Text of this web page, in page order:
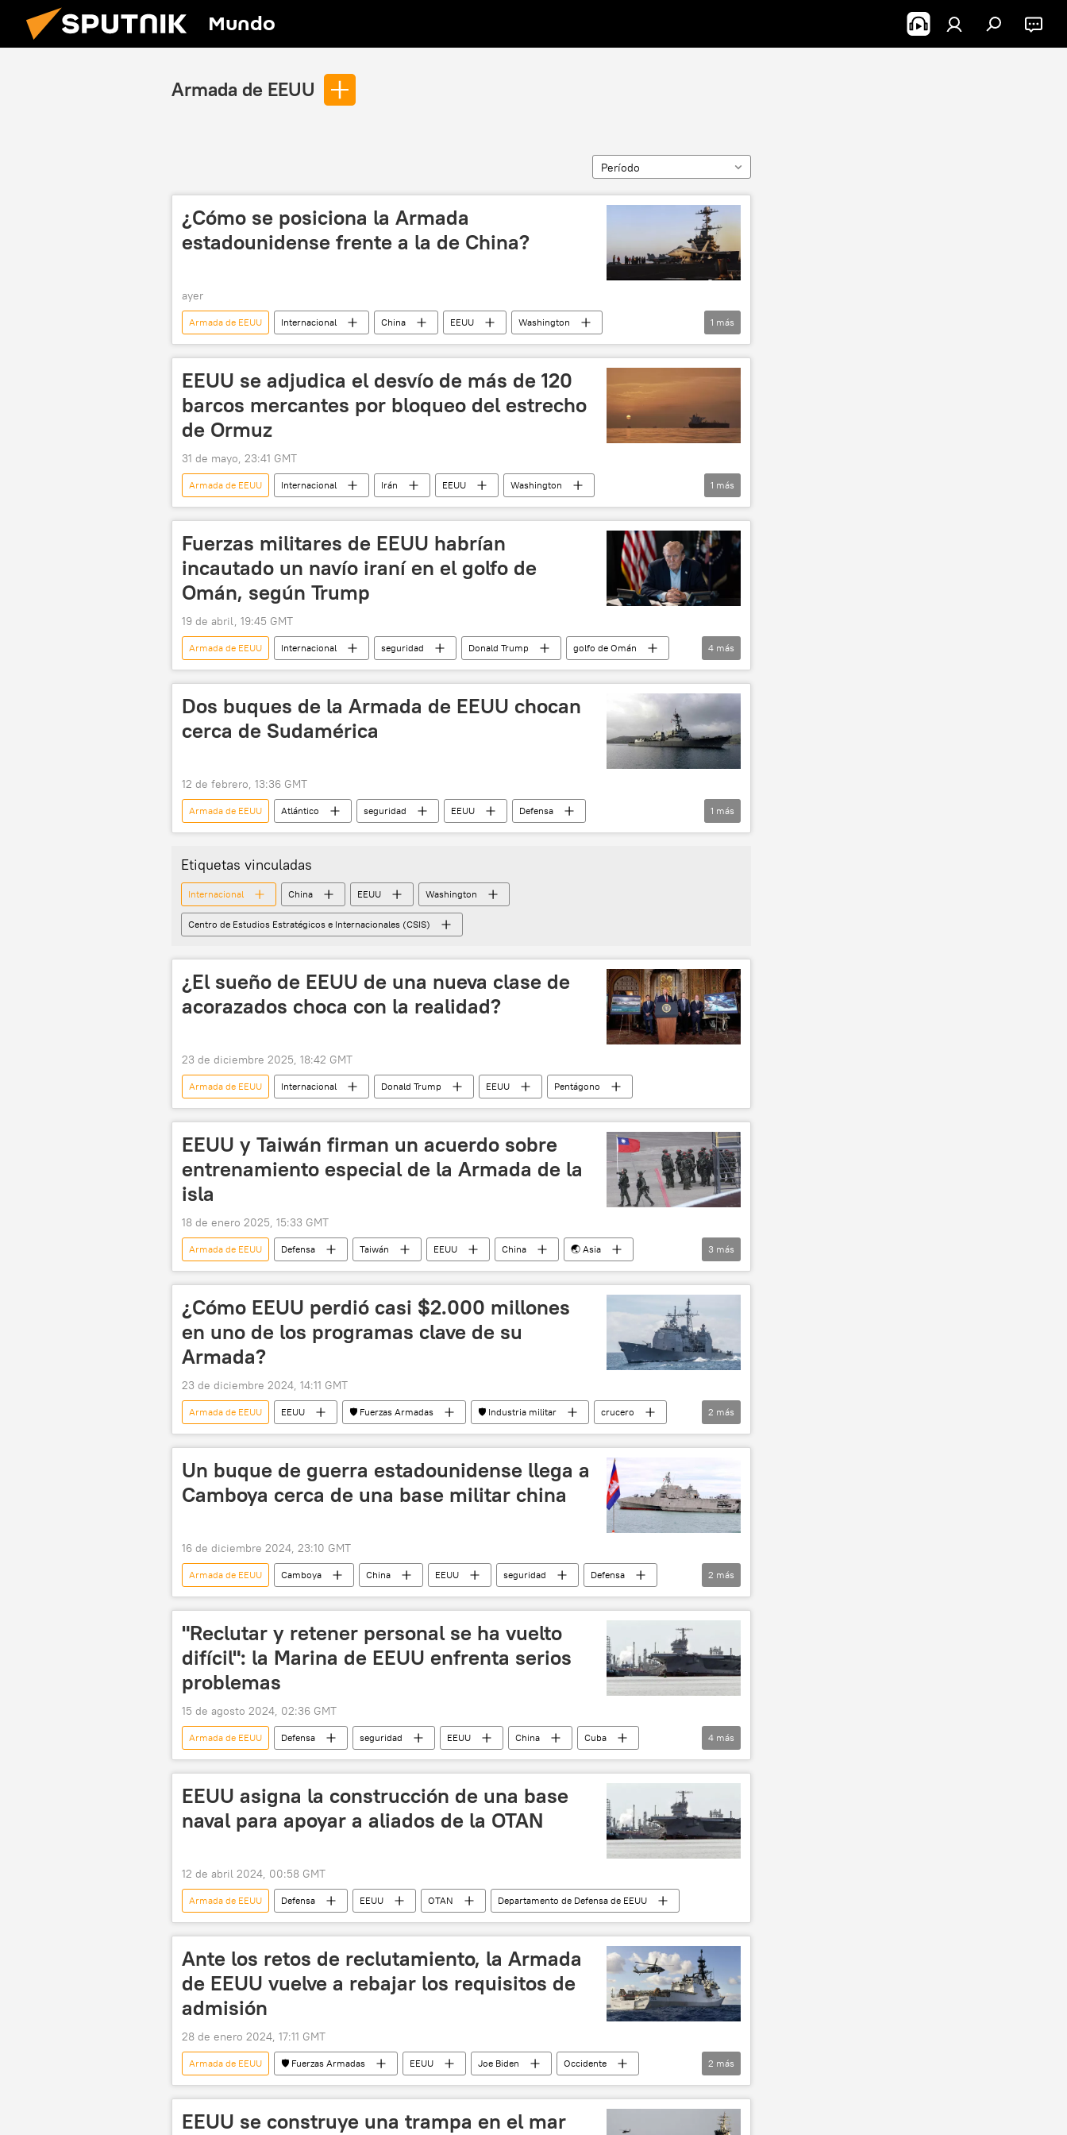
Mundo
Armada de EEUU
Período
¿Cómo se posiciona la Armada
estadounidense frente a la de China?
ayer
Armada de EEUU Internacional China EEUU
Washington
Centro de Estudios Estratégicos e Internacionales (CSIS)
1 más
EEUU se adjudica el desvío de más de 120
barcos mercantes por bloqueo del estrecho
de Ormuz
31 de mayo, 23:41 GMT
Armada de EEUU Internacional Irán EEUU
Washington
Comando Central de EEUU
1 más
Fuerzas militares de EEUU habrían
incautado un navío iraní en el golfo de
Omán, según Trump
19 de abril, 19:45 GMT
Armada de EEUU Internacional seguridad Donald Trump
golfo de Omán
EEUU
Departamento del Tesoro de EEUU 📰 Escalada entre EEUU, Israel e Irán Irán
4 más
Dos buques de la Armada de EEUU chocan
cerca de Sudamérica
12 de febrero, 13:36 GMT
Armada de EEUU Atlántico seguridad EEUU
Defensa
🛡️ Fuerzas Armadas
1 más
Etiquetas vinculadas
Internacional China EEUU Washington
Centro de Estudios Estratégicos e Internacionales (CSIS)
¿El sueño de EEUU de una nueva clase de
acorazados choca con la realidad?
23 de diciembre 2025, 18:42 GMT
Armada de EEUU Internacional Donald Trump EEUU Pentágono
EEUU y Taiwán firman un acuerdo sobre
entrenamiento especial de la Armada de la
isla
18 de enero 2025, 15:33 GMT
Armada de EEUU Defensa Taiwán EEUU China
🌏 Asia
📰 Tensiones en torno a Taiwán
seguridad entrenamiento
3 más
¿Cómo EEUU perdió casi $2.000 millones
en uno de los programas clave de su
Armada?
23 de diciembre 2024, 14:11 GMT
Armada de EEUU EEUU 🛡️ Fuerzas Armadas 🛡️ Industria militar
crucero
buques de guerra
Defensa
2 más
Un buque de guerra estadounidense llega a
Camboya cerca de una base militar china
16 de diciembre 2024, 23:10 GMT
Armada de EEUU Camboya China EEUU seguridad
Defensa
🛡️ Fuerzas Armadas
🌏 Asia
2 más
"Reclutar y retener personal se ha vuelto
difícil": la Marina de EEUU enfrenta serios
problemas
15 de agosto 2024, 02:36 GMT
Armada de EEUU Defensa seguridad EEUU China
Cuba
The National Interest
Partido Republicano (EEUU) portaviones Rusia
4 más
EEUU asigna la construcción de una base
naval para apoyar a aliados de la OTAN
12 de abril 2024, 00:58 GMT
Armada de EEUU Defensa EEUU OTAN Departamento de Defensa de EEUU
Ante los retos de reclutamiento, la Armada
de EEUU vuelve a rebajar los requisitos de
admisión
28 de enero 2024, 17:11 GMT
Armada de EEUU 🛡️ Fuerzas Armadas EEUU Joe Biden
Occidente
Defensa
Fuerzas Armadas de EEUU
2 más
EEUU se construye una trampa en el mar